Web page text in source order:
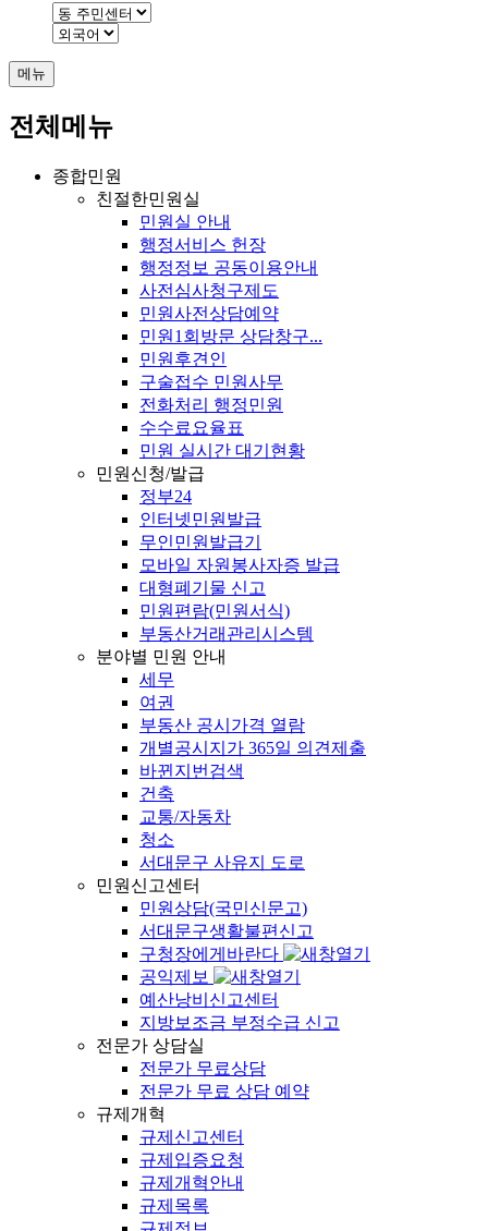
메뉴
전체메뉴
종합민원
친절한민원실
민원실 안내
행정서비스 헌장
행정정보 공동이용안내
사전심사청구제도
민원사전상담예약
민원1회방문 상담창구...
민원후견인
구술접수 민원사무
전화처리 행정민원
수수료요율표
민원 실시간 대기현황
민원신청/발급
정부24
인터넷민원발급
무인민원발급기
모바일 자원봉사자증 발급
대형폐기물 신고
민원편람(민원서식)
부동산거래관리시스템
분야별 민원 안내
세무
여권
부동산 공시가격 열람
개별공시지가 365일 의견제출
바뀐지번검색
건축
교통/자동차
청소
서대문구 사유지 도로
민원신고센터
민원상담(국민신문고)
서대문구생활불편신고
구청장에게바란다
공익제보
예산낭비신고센터
지방보조금 부정수급 신고
전문가 상담실
전문가 무료상담
전문가 무료 상담 예약
규제개혁
규제신고센터
규제입증요청
규제개혁안내
규제목록